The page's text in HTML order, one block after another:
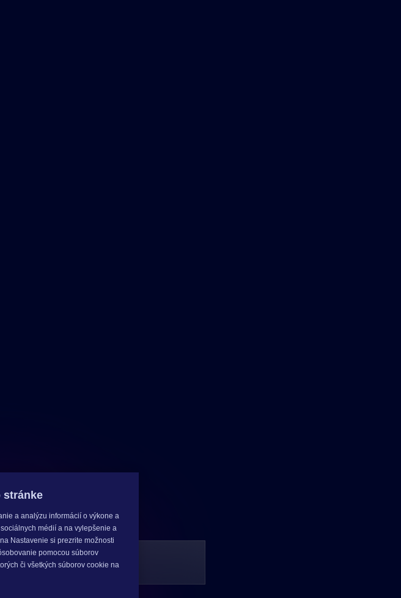
stránke
a analýzu informácií o výkone a
médií a na vylepšenie a
Nastavenie si prezrite možnosti
pomocou súborov
či všetkých súborov cookie na